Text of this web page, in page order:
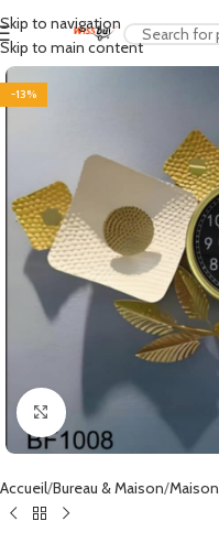
Skip to navigation
Skip to main content
-13%
Click to enlarge
Accueil Bureau & Maison Maison